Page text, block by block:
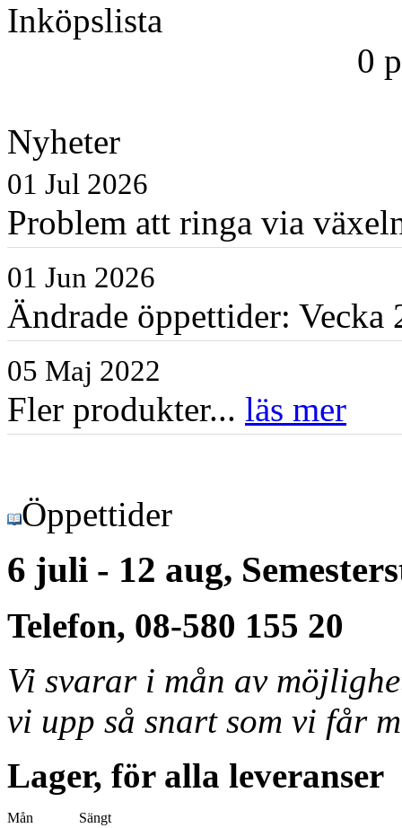
Inköpslista
0
Nyheter
01 Jul 2026
Problem att ringa via
01 Jun 2026
Ändrade öppettider:
05 Maj 2022
Fler produkter... läs mer
Öppettider
6 juli - 12 aug,
Telefon, 08-580 155 20
Vi svarar i mån av
vi upp så snart som vi får
Lager, för alla leveranser
Mån
Sängt